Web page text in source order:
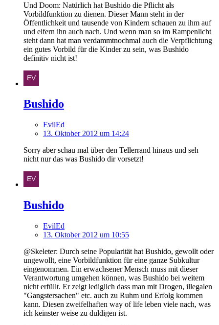
Und Doom: Natürlich hat Bushido die Pflicht als
Vorbildfunktion zu dienen. Dieser Mann steht in der
Öffentlichkeit und tausende von Kindern schauen zu ihm auf
und eifern ihn auch nach. Und wenn man so im Rampenlicht
steht dann hat man verdammtnochmal auch die Verpflichtung
ein gutes Vorbild für die Kinder zu sein, was Bushido
definitiv nicht ist!
Bushido
EvilEd
13. Oktober 2012 um 14:24
Sorry aber schau mal über den Tellerrand hinaus und seh
nicht nur das was Bushido dir vorsetzt!
Bushido
EvilEd
13. Oktober 2012 um 10:55
@Skeleter: Durch seine Popularität hat Bushido, gewollt oder
ungewollt, eine Vorbildfunktion für eine ganze Subkultur
eingenommen. Ein erwachsener Mensch muss mit dieser
Verantwortung umgehen können, was Bushido bei weitem
nicht erfüllt. Er zeigt lediglich dass man mit Drogen, illegalen
"Gangstersachen" etc. auch zu Ruhm und Erfolg kommen
kann. Diesen zweifelhaften way of life leben viele nach, was
ich keinster weise zu duldigen ist.